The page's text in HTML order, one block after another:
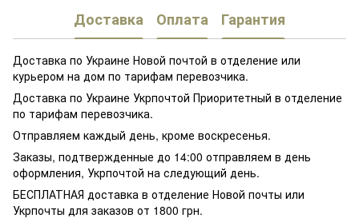
Доставка Оплата Гарантия
Доставка по Украине Новой почтой в отделение или
курьером на дом по тарифам перевозчика.
Доставка по Украине Укрпочтой Приоритетный в отделение
по тарифам перевозчика.
Отправляем каждый день, кроме воскресенья.
Заказы, подтвержденные до 14:00 отправляем в день
оформления, Укрпочтой на следующий день.
БЕСПЛАТНАЯ доставка в отделение Новой почты или
Укрпочты для заказов от 1800 грн.